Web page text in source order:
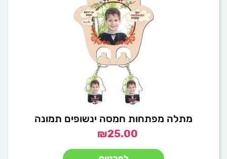
מתלה מפתחות חמסה ינשופים תמונה
₪25.00